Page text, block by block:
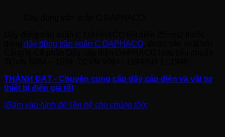
dây đồng trần xoắn C DAPHACO
THÀNH ĐẠT - Chuyên cung cấp dây cáp điện và vật tư
thiết bị điện giá tốt
(Bấm vào hình để liên hệ cho chúng tôi):